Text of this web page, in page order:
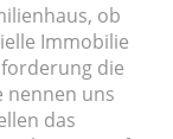
ob
Immobilie
die
nennen uns
das